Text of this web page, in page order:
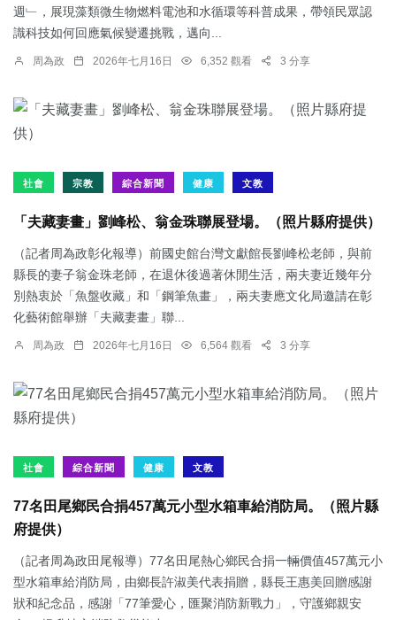
週﹂，展現藻類微生物燃料電池和水循環等科普成果，帶領民眾認
識科技如何回應氣候變遷挑戰，邁向...
周為政 2026年七月16日 6,352 觀看 3 分享
社會 宗教 綜合新聞 健康 文教
「夫藏妻畫」劉峰松、翁金珠聯展登場。（照片縣府提供）
（記者周為政彰化報導）前國史館台灣文獻館長劉峰松老師，與前
縣長的妻子翁金珠老師，在退休後過著休閒生活，兩夫妻近幾年分
別熱衷於「魚盤收藏」和「鋼筆魚畫」，兩夫妻應文化局邀請在彰
化藝術館舉辦「夫藏妻畫」聯...
周為政 2026年七月16日 6,564 觀看 3 分享
社會 綜合新聞 健康 文教
77名田尾鄉民合捐457萬元小型水箱車給消防局。（照片縣
府提供）
（記者周為政田尾報導）77名田尾熱心鄉民合捐一輛價值457萬元小
型水箱車給消防局，由鄉長許淑美代表捐贈，縣長王惠美回贈感謝
狀和紀念品，感謝「77筆愛心，匯聚消防新戰力」，守護鄉親安